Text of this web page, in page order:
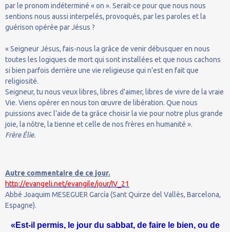
par le pronom indéterminé « on ». Serait-ce pour que nous nous
sentions nous aussi interpelés, provoqués, par les paroles et la
guérison opérée par Jésus ?
« Seigneur Jésus, fais-nous la grâce de venir débusquer en nous
toutes les logiques de mort qui sont installées et que nous cachons
si bien parfois derrière une vie religieuse qui n’est en fait que
religiosité.
Seigneur, tu nous veux libres, libres d’aimer, libres de vivre de la vraie
Vie. Viens opérer en nous ton œuvre de libération. Que nous
puissions avec l’aide de ta grâce choisir la vie pour notre plus grande
joie, la nôtre, la tienne et celle de nos frères en humanité ».
Frère Élie.
Autre commentaire de ce jour.
http://evangeli.net/evangile/jour/IV_21
Abbé Joaquim MESEGUER García (Sant Quirze del Vallès, Barcelona,
Espagne).
«Est-il permis, le jour du sabbat, de faire le bien, ou de